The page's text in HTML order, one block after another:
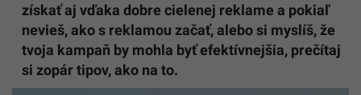
získať aj vďaka dobre cielenej reklame a pokiaľ
nevieš, ako s reklamou začať, alebo si myslíš, že
tvoja kampaň by mohla byť efektívnejšia, prečítaj
si zopár tipov, ako na to.